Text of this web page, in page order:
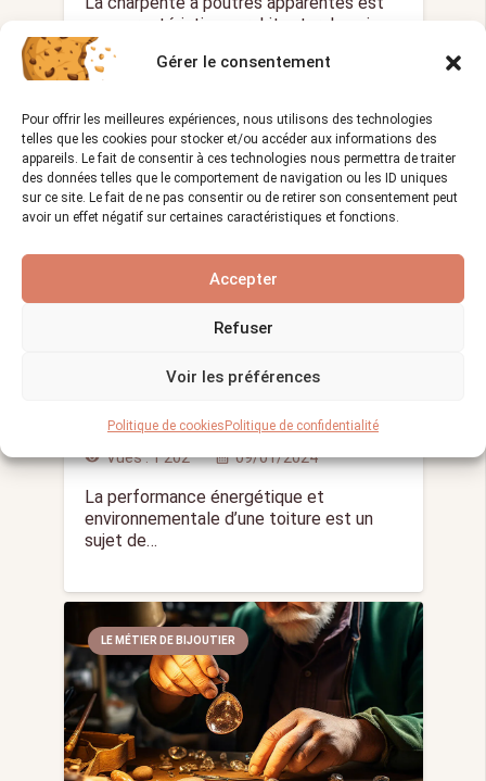
Gérer le consentement
Pour offrir les meilleures expériences, nous utilisons des technologies
telles que les cookies pour stocker et/ou accéder aux informations des
appareils. Le fait de consentir à ces technologies nous permettra de traiter
des données telles que le comportement de navigation ou les ID uniques
sur ce site. Le fait de ne pas consentir ou de retirer son consentement peut
avoir un effet négatif sur certaines caractéristiques et fonctions.
Accepter
Refuser
Voir les préférences
Politique de cookies Politique de confidentialité
une caractéristique architecturale qui a…
LE MÉTIER DE COUVREUR
Quels sont les critères de
environnementale de votre
toiture ?
visibility Vues :1 202 calendar_month 09/01/2024
La performance énergétique et
environnementale d’une toiture est un
sujet de…
LE MÉTIER DE BIJOUTIER